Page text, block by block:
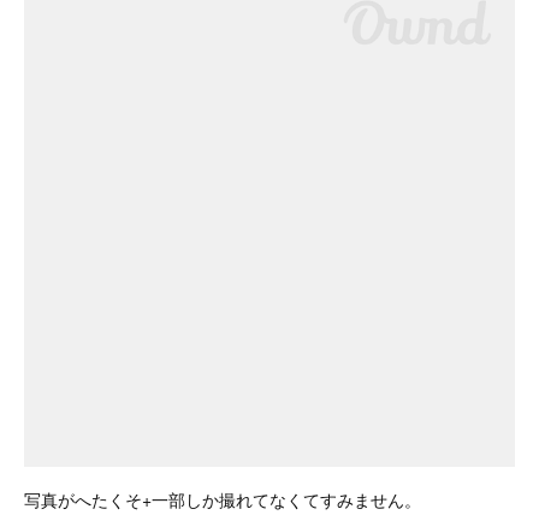
写真がへたくそ+一部しか撮れてなくてすみません。